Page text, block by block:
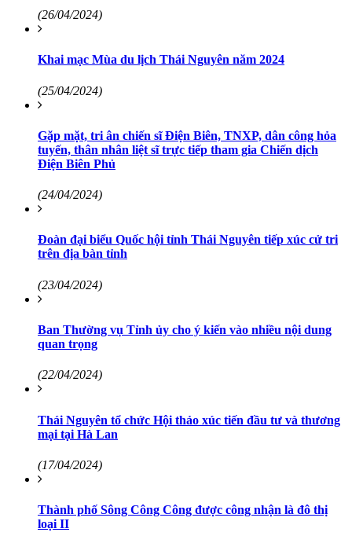
(26/04/2024)
Khai mạc Mùa du lịch Thái Nguyên năm 2024
(25/04/2024)
Gặp mặt, tri ân chiến sĩ Điện Biên, TNXP, dân công hỏa
tuyến, thân nhân liệt sĩ trực tiếp tham gia Chiến dịch
Điện Biên Phủ
(24/04/2024)
Đoàn đại biểu Quốc hội tỉnh Thái Nguyên tiếp xúc cử tri
trên địa bàn tỉnh
(23/04/2024)
Ban Thường vụ Tỉnh ủy cho ý kiến vào nhiều nội dung
quan trọng
(22/04/2024)
Thái Nguyên tổ chức Hội thảo xúc tiến đầu tư và thương
mại tại Hà Lan
(17/04/2024)
Thành phố Sông Công Công được công nhận là đô thị
loại II